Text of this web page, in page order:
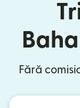
Fără